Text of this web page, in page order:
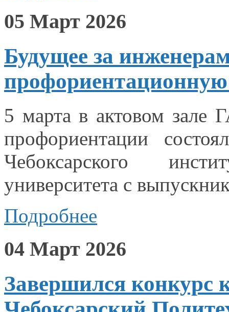
05 Март 2026
Будущее за
5 мартав актовом зале
профориентации
Чебоксарского
университета с
Подробнее
04 Март 2026
Завершился конкурс